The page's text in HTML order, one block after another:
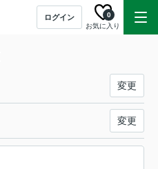
ログイン
お気に入り
0
変更
変更